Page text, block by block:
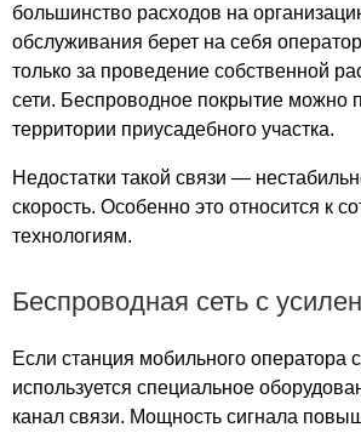
Город Столиц
Гранд
Гранд Сетунь Плаза
Гранд Юг
Графит
Гринвуд
Гудзон
Декарт
Диапазон
Дмитровский
Долгопрудный
большинство расходов на
обслуживания берет на себя
только за проведение собственной
сети. Беспроводное покрытие можно
территории приусадебного участка.
Недостатки такой связи —
скорость. Особенно это относится к
технологиям.
Беспроводная сеть с
Если станция мобильного оператора
используется специальное
канал связи. Мощность сигнала